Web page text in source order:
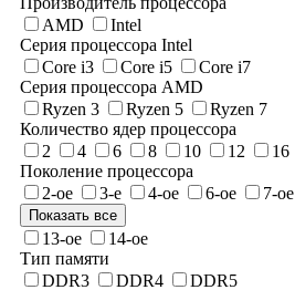
AMD
Intel
Серия процессора Intel
Core i3
Core i5
Core i7
Серия процессора AMD
Ryzen 3
Ryzen 5
Ryzen 7
Количество ядер процессора
2
4 6 8 10 12 16
Поколение процессора
2-ое
3-е 4-ое 6-ое 7-ое
Показать все
13-ое
14-ое
Тип памяти
DDR3
DDR4
DDR5